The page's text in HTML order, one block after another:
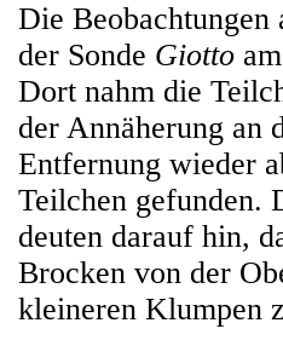
Die
der Sonde Giotto
Dort nahm die
der Annäherung an
Entfernung wieder
Teilchen gefunden.
deuten darauf hin,
Brocken von der
kleineren Klumpen